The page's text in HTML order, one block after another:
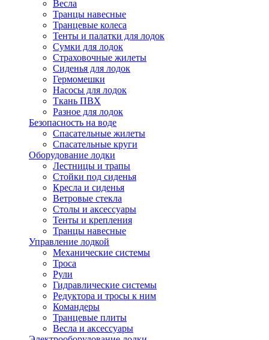
Весла
Транцы навесные
Транцевые колеса
Тенты и палатки для лодок
Сумки для лодок
Страховочные жилеты
Сиденья для лодок
Гермомешки
Насосы для лодок
Ткань ПВХ
Разное для лодок
Безопасность на воде
Спасательные жилеты
Спасательные круги
Оборудование лодки
Лестницы и трапы
Стойки под сиденья
Кресла и сиденья
Ветровые стекла
Столы и аксессуары
Тенты и крепления
Транцы навесные
Управление лодкой
Механические системы
Троса
Рули
Гидравлические системы
Редуктора и тросы к ним
Командеры
Транцевые плиты
Весла и аксессуары